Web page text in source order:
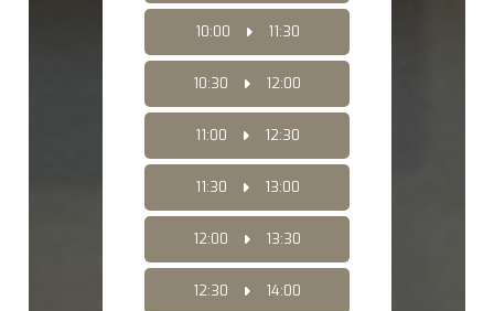
10:00 11:30
10:30 12:00
11:00 12:30
11:30 13:00
12:00 13:30
12:30 14:00